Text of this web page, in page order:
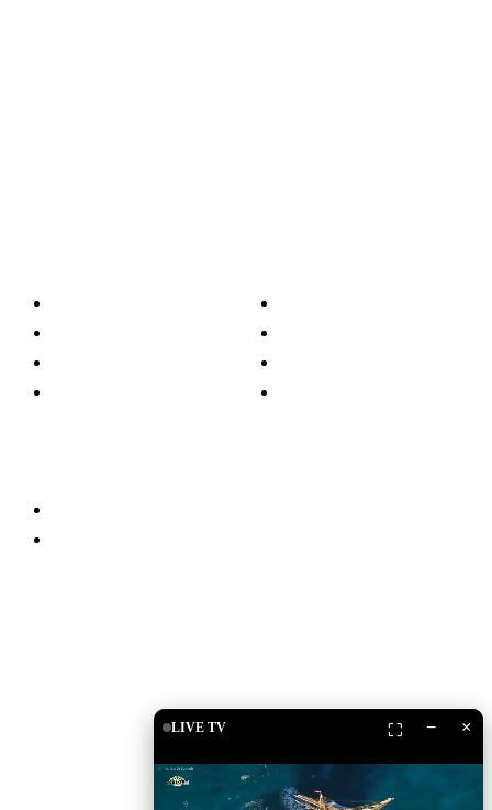
LIVE TV ⛶ − ×